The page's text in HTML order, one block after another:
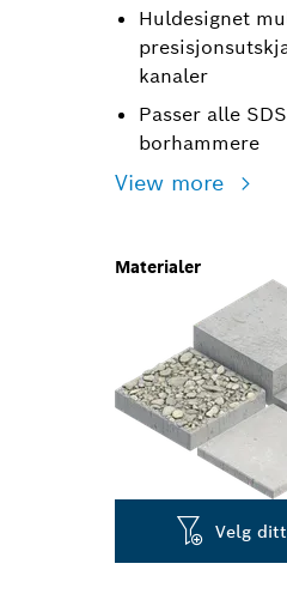
Huldesignet
kanaler
Passer alle
borhammere
View more
Materialer
Velg